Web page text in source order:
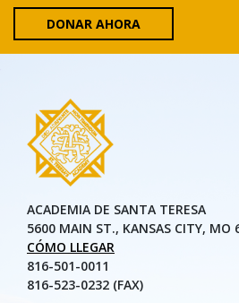
DONAR AHORA
ACADEMIA DE SANTA TERESA
5600 MAIN ST., KANSAS CITY, MO
CÓMO LLEGAR
816-501-0011
816-523-0232 (FAX)